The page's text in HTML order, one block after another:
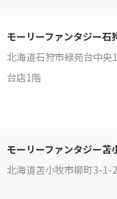
モーリーファンタジー石
北海道石狩市緑苑台中央
台店1階
モーリーファンタジー苫
北海道苫小牧市柳町3-1-